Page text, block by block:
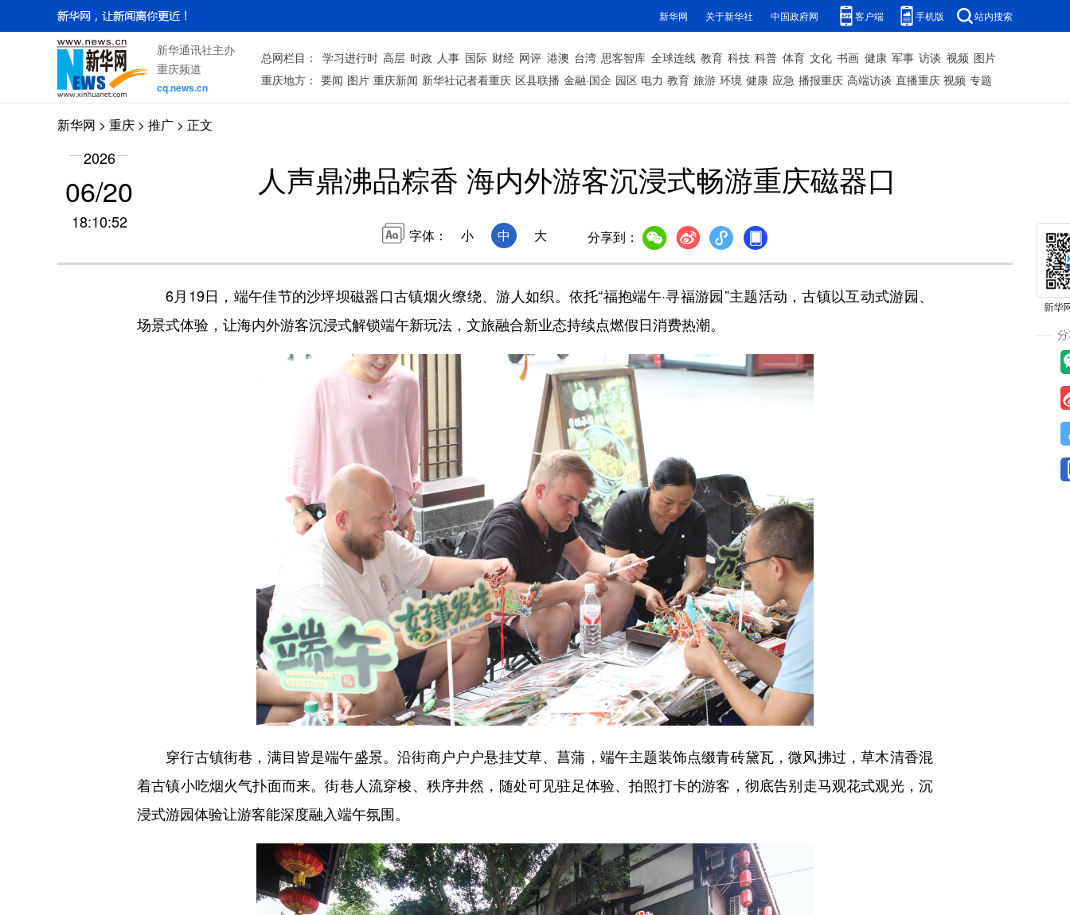
新华网 关于新华社 中国政府网 客户端 手机版 站内搜索
新华通讯社主办
重庆频道
cq.news.cn
总网栏目： 学习进行时 高层 时政 人事 国际 财经 网评 港澳 台湾 思客智库 全球连线 教育 科技 科普 体育 文化 书画 健康 军事 访谈 视频 图片
重庆地方： 要闻 图片 重庆新闻 新华社记者看重庆 区县联播 金融·国企 园区 电力 教育 旅游 环境 健康 应急 播报重庆 高端访谈 直播重庆 视频 专题
新华网 > 重庆 > 推广 > 正文
2026
06/20
18:10:52
人声鼎沸品粽香 海内外游客沉浸式畅游重庆磁器口
字体： 小 中 大 分享到：
6月19日，端午佳节的沙坪坝磁器口古镇烟火缭绕、游人如织。依托“福抱端午·寻福游园”主题活动，古镇以互动式游园、
场景式体验，让海内外游客沉浸式解锁端午新玩法，文旅融合新业态持续点燃假日消费热潮。
穿行古镇街巷，满目皆是端午盛景。沿街商户户户悬挂艾草、菖蒲，端午主题装饰点缀青砖黛瓦，微风拂过，草木清香混
着古镇小吃烟火气扑面而来。街巷人流穿梭、秩序井然，随处可见驻足体验、拍照打卡的游客，彻底告别走马观花式观光，沉
浸式游园体验让游客能深度融入端午氛围。